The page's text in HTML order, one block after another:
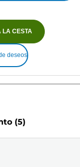
LA CESTA
deseos
(5)